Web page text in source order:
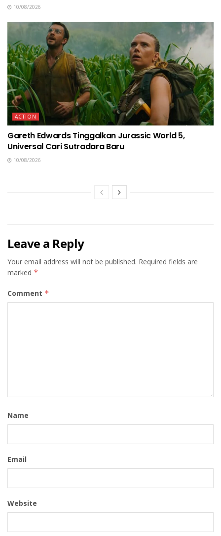
10/08/2026
ACTION
Gareth Edwards Tinggalkan Jurassic World 5,
Universal Cari Sutradara Baru
10/08/2026
Leave a Reply
Your email address will not be published. Required fields are
marked *
Comment *
Name
Email
Website